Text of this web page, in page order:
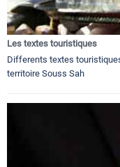
Les textes touristiques
Differents textes
territoire Souss Sah